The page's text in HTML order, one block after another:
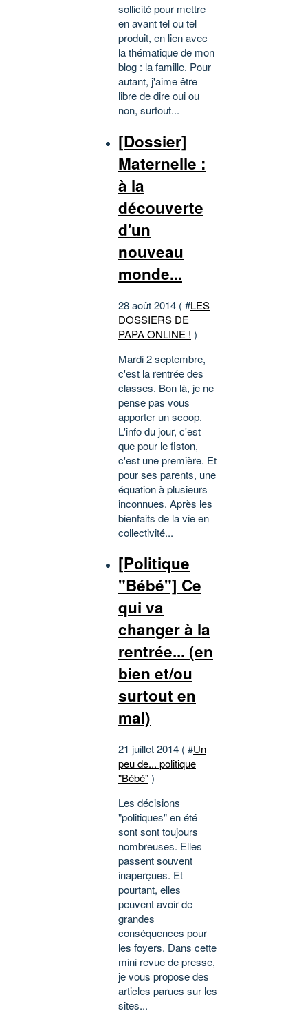
sollicité pour mettre
en avant tel ou tel
produit, en lien avec
la thématique de mon
blog : la famille. Pour
autant, j'aime être
libre de dire oui ou
non, surtout...
[Dossier]
Maternelle :
à la
découverte
d'un
nouveau
monde...
28 août 2014 ( #LES
DOSSIERS DE
PAPA ONLINE ! )
Mardi 2 septembre,
c'est la rentrée des
classes. Bon là, je ne
pense pas vous
apporter un scoop.
L'info du jour, c'est
que pour le fiston,
c'est une première. Et
pour ses parents, une
équation à plusieurs
inconnues. Après les
bienfaits de la vie en
collectivité...
[Politique
"Bébé"] Ce
qui va
changer à la
rentrée... (en
bien et/ou
surtout en
mal)
21 juillet 2014 ( #Un
peu de... politique
"Bébé")
Les décisions
"politiques" en été
sont sont toujours
nombreuses. Elles
passent souvent
inaperçues. Et
pourtant, elles
peuvent avoir de
grandes
conséquences pour
les foyers. Dans cette
mini revue de presse,
je vous propose des
articles parues sur les
sites...